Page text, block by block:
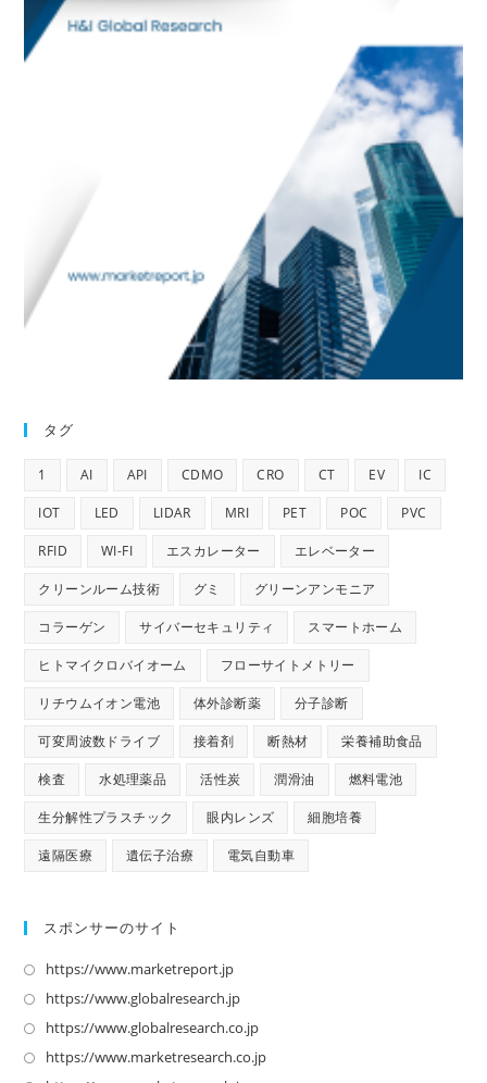
タグ
1 AI API CDMO CRO CT EV IC
IOT LED LIDAR MRI PET POC PVC
RFID WI-FI エスカレーター エレベーター
クリーンルーム技術 グミ グリーンアンモニア
コラーゲン サイバーセキュリティ スマートホーム
ヒトマイクロバイオーム フローサイトメトリー
リチウムイオン電池 体外診断薬 分子診断
可変周波数ドライブ 接着剤 断熱材 栄養補助食品
検査 水処理薬品 活性炭 潤滑油 燃料電池
生分解性プラスチック 眼内レンズ 細胞培養
遠隔医療 遺伝子治療 電気自動車
スポンサーのサイト
https://www.marketreport.jp新
し
い
タ
ブ
https://www.globalresearch.jp新
し
い
https://www.globalresearch.co.jp新
し
https://www.marketresearch.co.jp新